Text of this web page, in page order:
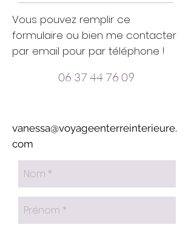
06 37 44 76 09
vanessa@voyageenterreinterieure.
com
Vous pouvez remplir ce
formulaire ou bien me contacter
par email pour par téléphone !